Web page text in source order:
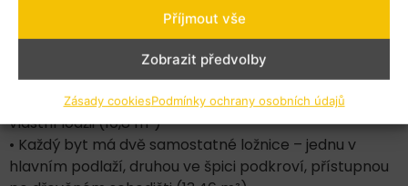
Příjmout vše
Zobrazit předvolby
Zásady cookiesPodmínky ochrany osobních údajů
• Celé podlaží se nachází v podkroví, kde jsou dva
samostatné byty 3+kk přístupné ze společné
• Spodní obytná část každého bytu (34,8 m²) zahrnuje
kuchyňský kout, jídelní a obývací zónu s přístupem na
vlastní lodžii (10,8 m²)
• Každý byt má dvě samostatné ložnice – jednu v
hlavním podlaží, druhou ve špici podkroví, přístupnou